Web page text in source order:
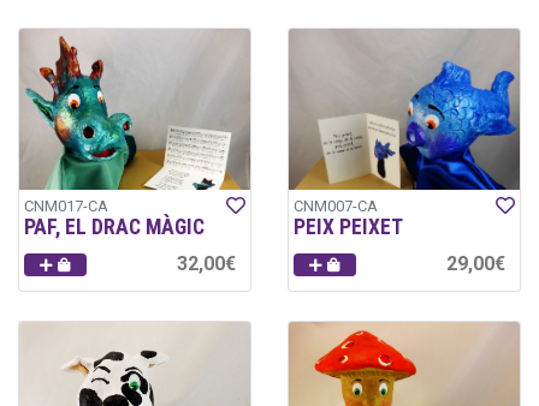
CNM017-CA
PAF, EL DRAC MÀGIC
32,00€
CNM007-CA
PEIX PEIXET
29,00€